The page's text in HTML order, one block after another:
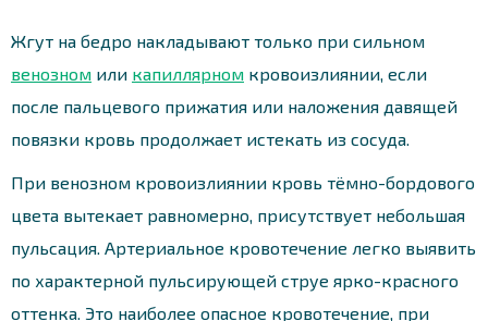
Жгут на бедро накладывают только при сильном
венозном или капиллярном кровоизлиянии, если
после пальцевого прижатия или наложения давящей
повязки кровь продолжает истекать из сосуда.
При венозном кровоизлиянии кровь тёмно-бордового
цвета вытекает равномерно, присутствует небольшая
пульсация. Артериальное кровотечение легко выявить
по характерной пульсирующей струе ярко-красного
оттенка. Это наиболее опасное кровотечение, при